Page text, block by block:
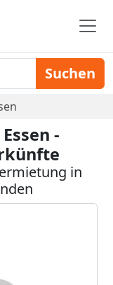
Suchen
-
in